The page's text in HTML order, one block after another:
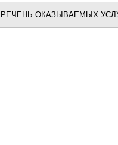
ОКАЗЫВАЕМЫХ